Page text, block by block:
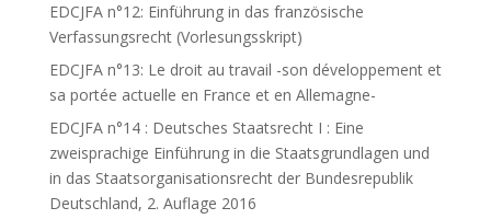
EDCJFA n°12: Einführung in das französische
Verfassungsrecht (Vorlesungsskript)
EDCJFA n°13: Le droit au travail -son développement et
sa portée actuelle en France et en Allemagne-
EDCJFA n°14 : Deutsches Staatsrecht I : Eine
zweisprachige Einführung in die Staatsgrundlagen und
in das Staatsorganisationsrecht der Bundesrepublik
Deutschland, 2. Auflage 2016